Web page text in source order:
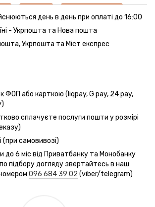
день в день при оплаті до 16:00
- Укрпошта та Нова пошта
Укрпошта та Міст експрес
ФОП або карткою (liqpay, G pay, 24 pay,
сплачуєте послуги пошти у розмірі
(при самовивозі)
до 6 міс від Приватбанку та Монобанку
підбору догляду звертайтесь в наш
096 684 39 02 (viber/telegram)